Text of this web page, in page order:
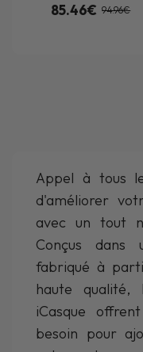
85.46€ 94.96€
Appel à tous
d'améliorer
avec un tout
Conçus dans
fabriqué à
haute qualité,
iCasque
besoin pour